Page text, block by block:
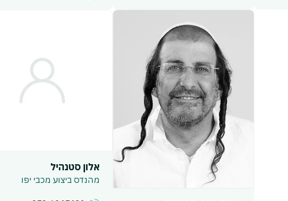
אלון סטנהיל
מהנדס ביצוע מכבי יפו